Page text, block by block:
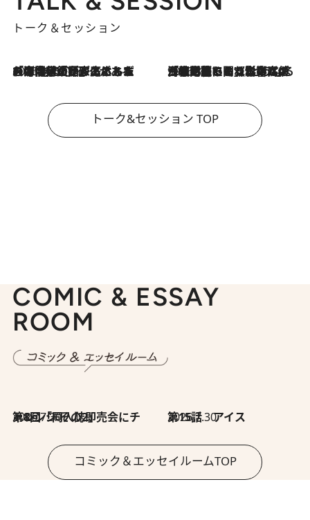
トーク＆セッション
2026.8.3
「今後値上げがあるとすれば…」「リスクがあるのは今年の冬」エネルギー専門家が語る、ホルムズ海峡封鎖が家庭にもたらす“ある心配” 2026.8.3
「住宅建てられない…」「サーチャージ料の高値が続いている」ホルムズ海峡封鎖による影響はいつまで続く？《エネルギー専門家に聞く“どうなる日本の暮らし”》
トーク&セッション TOP
COMIC & ESSAY
ROOM
2026.7.30
第8回「同人誌即売会にチャレンジ その2」 2026.7.30
第15話 アイス
コミック＆エッセイルームTOP